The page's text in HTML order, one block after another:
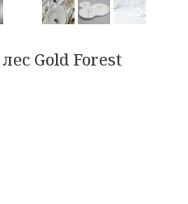
Gold Forest